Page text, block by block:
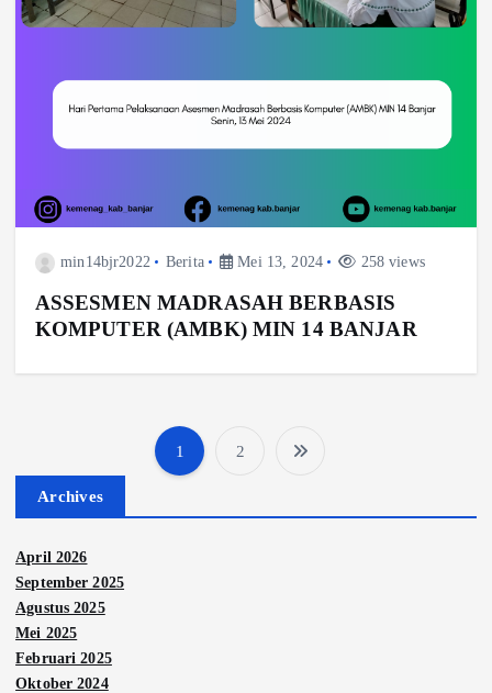
min14bjr2022 Berita Mei 13, 2024 258 views
ASSESMEN MADRASAH BERBASIS
KOMPUTER (AMBK) MIN 14 BANJAR
a
1 2
Archives
April 2026
September 2025
Agustus 2025
Mei 2025
Februari 2025
Oktober 2024